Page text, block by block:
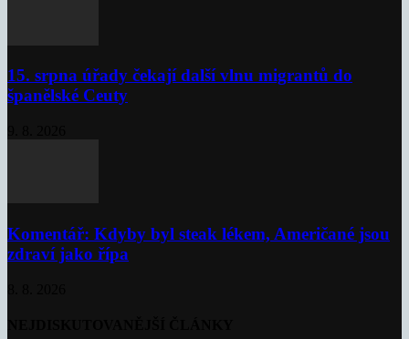
15. srpna úřady čekají další vlnu migrantů do
španělské Ceuty
Komentář: Kdyby byl steak lékem, Američané jsou
zdraví jako řípa